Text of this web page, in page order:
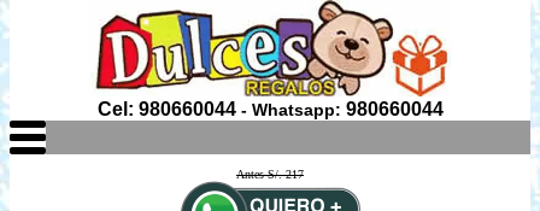
Cel: 980660044- Whatsapp: 980660044
Antes S/. 217